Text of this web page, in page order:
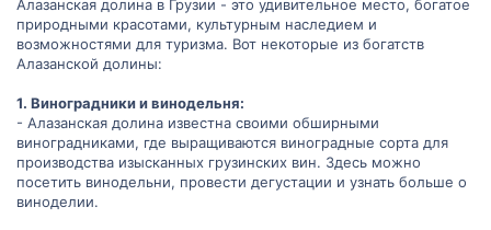
Алазанская долина в Грузии - это удивительное место, богатое
природными красотами, культурным наследием и
возможностями для туризма. Вот некоторые из богатств
Алазанской долины:
1. Виноградники и винодельня:
- Алазанская долина известна своими обширными
виноградниками, где выращиваются виноградные сорта для
производства изысканных грузинских вин. Здесь можно
посетить винодельни, провести дегустации и узнать больше о
виноделии.